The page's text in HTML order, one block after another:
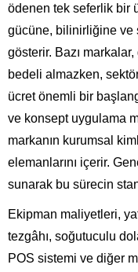
ödenen tek seferlik bir
gücüne, bilinirliğine ve
gösterir. Bazı
bedeli almazken,
ücret önemli bir
ve konsept uygulama
markanın kurumsal
elemanlarını içerir.
sunarak bu sürecin
Ekipman maliyetleri,
tezgâhı, soğutuculu
POS sistemi ve diğer